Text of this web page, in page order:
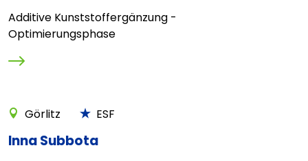
Additive Kunststoffergänzung -
Optimierungsphase
Görlitz ESF
Inna Subbota